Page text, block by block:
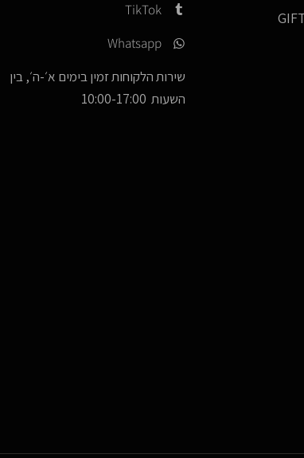
TikTok
Whatsapp
שירות הלקוחות זמין בימים א׳-ה׳, בין
השעות 10:00-17:00